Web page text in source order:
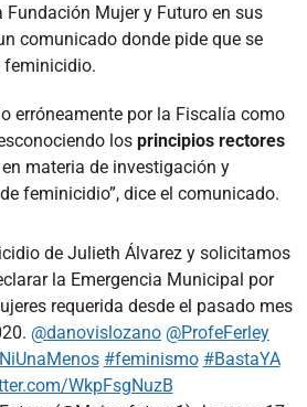
Fundación Mujer y Futuro en sus
comunicado donde pide que se
feminicidio.
erróneamente por la Fiscalía como
los principios rectores
materia de investigación y
feminicidio”, dice el comunicado.
de Julieth Álvarez y solicitamos
la Emergencia Municipal por
requerida desde el pasado mes
@danovislozano @ProfeFerley
#feminismo #BastaYA
WkpFsgNuzB